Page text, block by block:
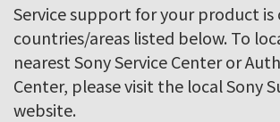
Service support for your product
countries/areas listed below. To
nearest Sony Service Center or
Center, please visit the local Sony
website.